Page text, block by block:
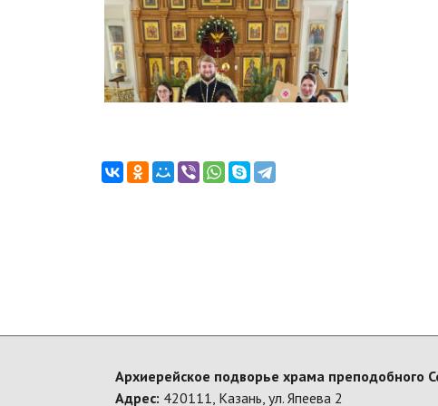
Архиерейское подворье храма преподобного
Адрес: 420111, Казань, ул. Япеева 2